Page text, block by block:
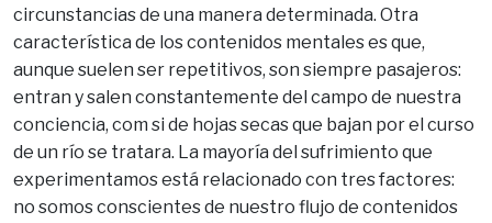
circunstancias de una manera determinada. Otra
característica de los contenidos mentales es que,
aunque suelen ser repetitivos, son siempre pasajeros:
entran y salen constantemente del campo de nuestra
conciencia, com si de hojas secas que bajan por el curso
de un río se tratara. La mayoría del sufrimiento que
experimentamos está relacionado con tres factores:
no somos conscientes de nuestro flujo de contenidos